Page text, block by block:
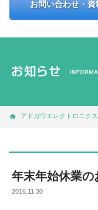
お問い合わせ・資
アドガワエレクトロニク
年末年始休業の
2016.11.30